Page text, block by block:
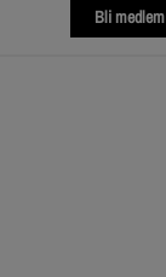
Bli medlem